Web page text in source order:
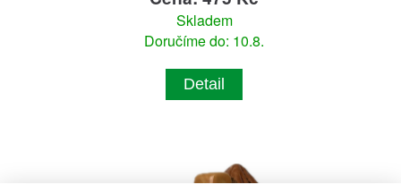
Skladem
Doručíme do: 10.8.
Detail